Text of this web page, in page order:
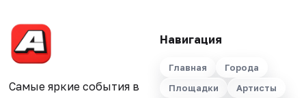
Самые яркие события в
Навигация
Главная
Города
Площадки
Артисты